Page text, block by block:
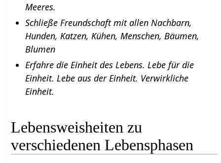
Meeres.
Schließe Freundschaft mit allen Nachbarn,
Hunden, Katzen, Kühen, Menschen, Bäumen,
Blumen
Erfahre die Einheit des Lebens. Lebe für die
Einheit. Lebe aus der Einheit. Verwirkliche
Einheit.
Lebensweisheiten zu
verschiedenen Lebensphasen